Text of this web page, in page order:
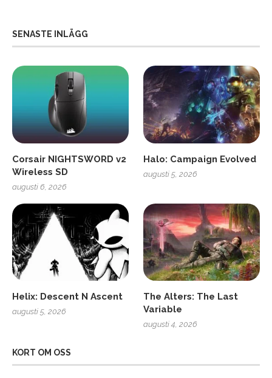
SENASTE INLÄGG
Corsair NIGHTSWORD v2
Wireless SD
augusti 6, 2026
Halo: Campaign Evolved
augusti 5, 2026
Helix: Descent N Ascent
augusti 5, 2026
The Alters: The Last
Variable
augusti 4, 2026
KORT OM OSS